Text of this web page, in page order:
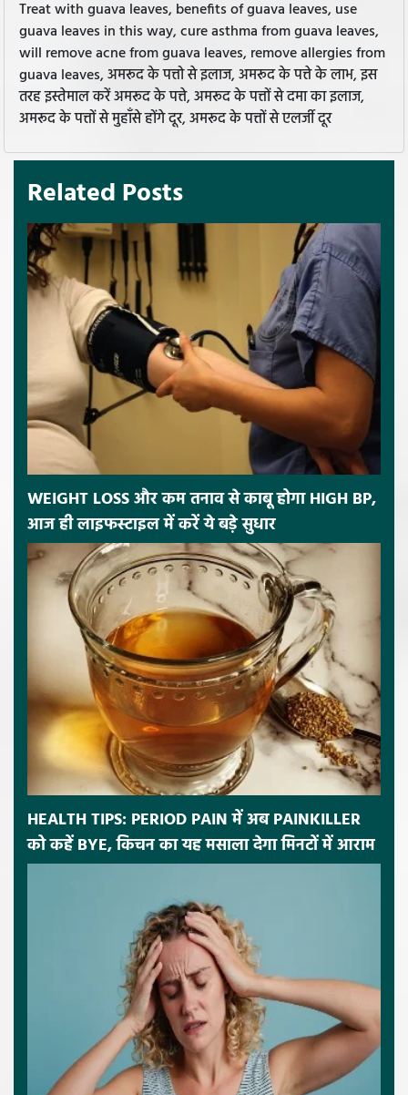
Treat with guava leaves, benefits of guava leaves, use
guava leaves in this way, cure asthma from guava leaves,
will remove acne from guava leaves, remove allergies from
guava leaves, अमरूद के पत्तो से इलाज, अमरूद के पत्ते के लाभ, इस
तरह इस्तेमाल करें अमरूद के पत्ते, अमरूद के पत्तों से दमा का इलाज,
अमरूद के पत्तों से मुहाँसे होंगे दूर, अमरूद के पत्तों से एलर्जी दूर
Related Posts
WEIGHT LOSS और कम तनाव से काबू होगा HIGH BP,
आज ही लाइफस्टाइल में करें ये बड़े सुधार
HEALTH TIPS: PERIOD PAIN में अब PAINKILLER
को कहें BYE, किचन का यह मसाला देगा मिनटों में आराम